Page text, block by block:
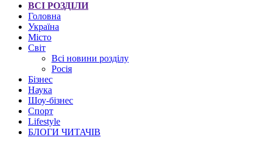
ВСІ РОЗДІЛИ
Головна
Україна
Місто
Світ
Всі новини розділу
Росія
Бізнес
Наука
Шоу-бізнес
Спорт
Lifestyle
БЛОГИ ЧИТАЧІВ